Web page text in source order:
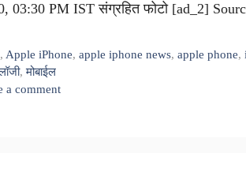
03:30 PM IST संग्रहित फोटो [ad_2]
, Apple iPhone,apple iphone news,apple phone,
,मोबाईल
a comment